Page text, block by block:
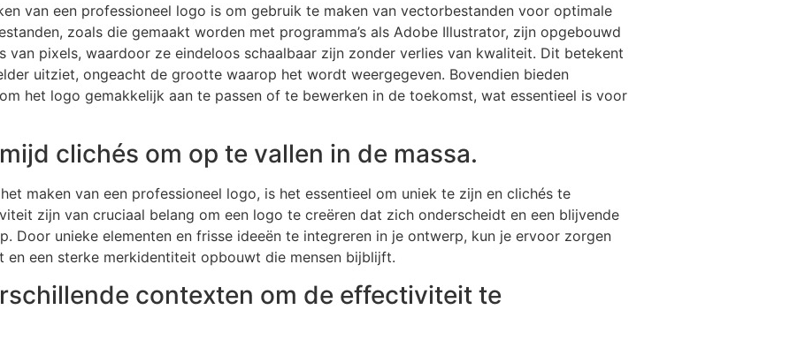
van een professioneel logo is om gebruik te maken van vectorbestanden voor optimale
zoals die gemaakt worden met programma’s als Adobe Illustrator, zijn opgebouwd
van pixels, waardoor ze eindeloos schaalbaar zijn zonder verlies van kwaliteit. Dit betekent
uitziet, ongeacht de grootte waarop het wordt weergegeven. Bovendien bieden
het logo gemakkelijk aan te passen of te bewerken in de toekomst, wat essentieel is voor
clichés om op te vallen in de massa.
maken van een professioneel logo, is het essentieel om uniek te zijn en clichés te
zijn van cruciaal belang om een logo te creëren dat zich onderscheidt en een blijvende
Door unieke elementen en frisse ideeën te integreren in je ontwerp, kun je ervoor zorgen
een sterke merkidentiteit opbouwt die mensen bijblijft.
contexten om de effectiviteit te